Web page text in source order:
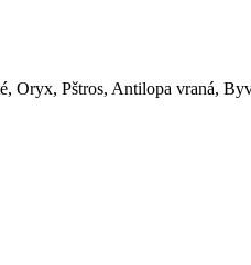
Oryx, Pštros, Antilopa vraná,